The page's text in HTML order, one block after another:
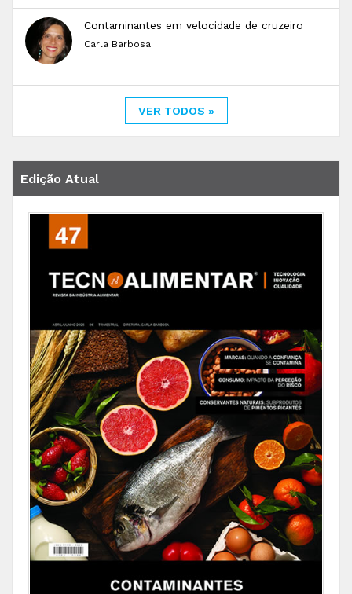
Contaminantes em velocidade de cruzeiro
Carla Barbosa
VER TODOS »
Edição Atual